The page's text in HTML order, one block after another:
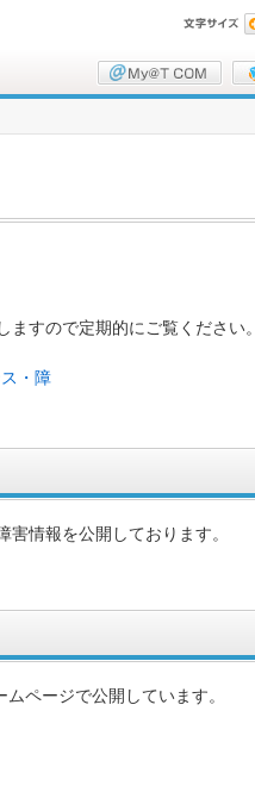
すので定期的にご覧ください。
・障
情報を公開しております。
ページで公開しています。